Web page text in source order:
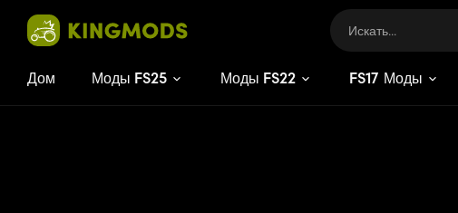
Дом Моды FS25 Моды FS22 FS17 Моды